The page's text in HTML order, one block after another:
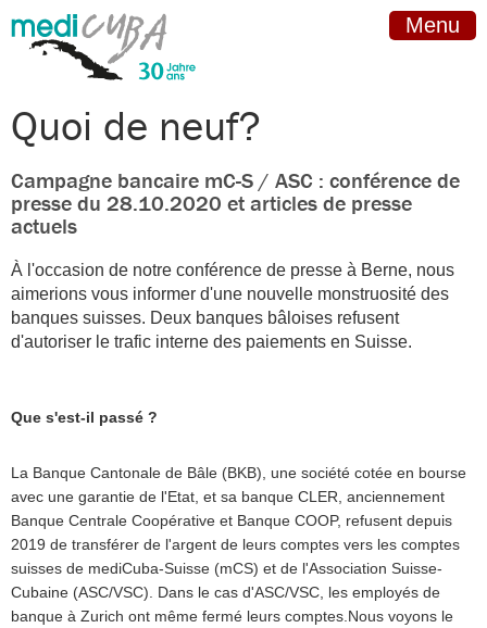
Menu
Quoi de neuf?
Campagne bancaire mC-S / ASC : conférence de
presse du 28.10.2020 et articles de presse
actuels
À l'occasion de notre conférence de presse à Berne, nous
aimerions vous informer d'une nouvelle monstruosité des
banques suisses. Deux banques bâloises refusent
d'autoriser le trafic interne des paiements en Suisse.
Que s'est-il passé ?
La Banque Cantonale de Bâle (BKB), une société cotée en bourse
avec une garantie de l'Etat, et sa banque CLER, anciennement
Banque Centrale Coopérative et Banque COOP, refusent depuis
2019 de transférer de l'argent de leurs comptes vers les comptes
suisses de mediCuba-Suisse (mCS) et de l'Association Suisse-
Cubaine (ASC/VSC). Dans le cas d'ASC/VSC, les employés de
banque à Zurich ont même fermé leurs comptes.Nous voyons le